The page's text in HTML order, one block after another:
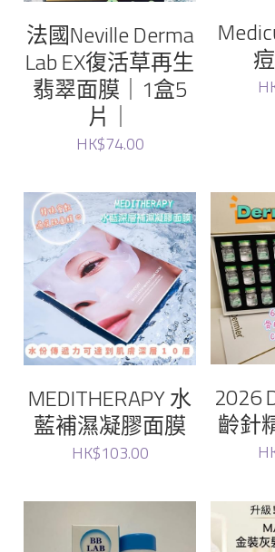
Elthy
Feelfing
Growus
LG
Dr.Melaxin
Meditherapy
wellage
Sungboon
法國Neville Derma
Lab EX復活草再生
翡翠面膜｜1盒5
片｜
HK$74.00
MEDITHERAPY 水
藍補濕凝膠面膜
HK$103.00
2026
齡針